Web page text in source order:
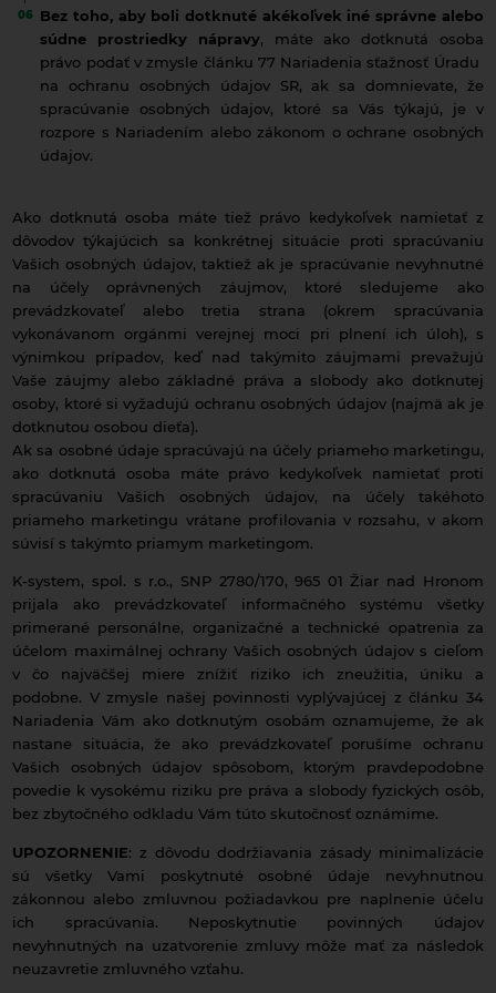
Bez toho, aby boli dotknuté akékoľvek iné správne alebo
súdne prostriedky nápravy, máte ako dotknutá osoba
právo podať v zmysle článku 77 Nariadenia sťažnosť Úradu
na ochranu osobných údajov SR, ak sa domnievate, že
spracúvanie osobných údajov, ktoré sa Vás týkajú, je v
rozpore s Nariadením alebo zákonom o ochrane osobných
údajov.
Ako dotknutá osoba máte tiež právo kedykoľvek namietať z
dôvodov týkajúcich sa konkrétnej situácie proti spracúvaniu
Vašich osobných údajov, taktiež ak je spracúvanie nevyhnutné
na účely oprávnených záujmov, ktoré sledujeme ako
prevádzkovateľ alebo tretia strana (okrem spracúvania
vykonávanom orgánmi verejnej moci pri plnení ich úloh), s
výnimkou prípadov, keď nad takýmito záujmami prevažujú
Vaše záujmy alebo základné práva a slobody ako dotknutej
osoby, ktoré si vyžadujú ochranu osobných údajov (najmä ak je
dotknutou osobou dieťa).
Ak sa osobné údaje spracúvajú na účely priameho marketingu,
ako dotknutá osoba máte právo kedykoľvek namietať proti
spracúvaniu Vašich osobných údajov, na účely takéhoto
priameho marketingu vrátane profilovania v rozsahu, v akom
súvisí s takýmto priamym marketingom.
K-system, spol. s r.o., SNP 2780/170, 965 01 Žiar nad Hronom
prijala ako prevádzkovateľ informačného systému všetky
primerané personálne, organizačné a technické opatrenia za
účelom maximálnej ochrany Vašich osobných údajov s cieľom
v čo najväčšej miere znížiť riziko ich zneužitia, úniku a
podobne. V zmysle našej povinnosti vyplývajúcej z článku 34
Nariadenia Vám ako dotknutým osobám oznamujeme, že ak
nastane situácia, že ako prevádzkovateľ porušíme ochranu
Vašich osobných údajov spôsobom, ktorým pravdepodobne
povedie k vysokému riziku pre práva a slobody fyzických osôb,
bez zbytočného odkladu Vám túto skutočnosť oznámime.
UPOZORNENIE: z dôvodu dodržiavania zásady minimalizácie
sú všetky Vami poskytnuté osobné údaje nevyhnutnou
zákonnou alebo zmluvnou požiadavkou pre naplnenie účelu
ich spracúvania. Neposkytnutie povinných údajov
nevyhnutných na uzatvorenie zmluvy môže mať za následok
neuzavretie zmluvného vzťahu.